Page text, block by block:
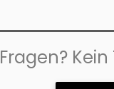
Fragen?